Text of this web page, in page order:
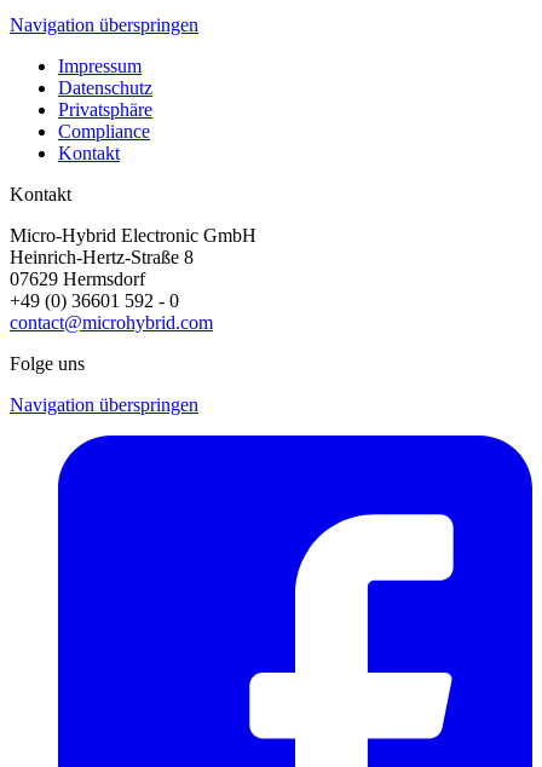
Navigation überspringen
Impressum
Datenschutz
Privatsphäre
Compliance
Kontakt
Kontakt
Micro-Hybrid Electronic GmbH
Heinrich-Hertz-Straße 8
07629 Hermsdorf
+49 (0) 36601 592 - 0
contact@microhybrid.com
Folge uns
Navigation überspringen